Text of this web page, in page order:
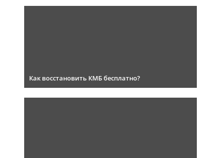
Как восстановить КМБ бесплатно?